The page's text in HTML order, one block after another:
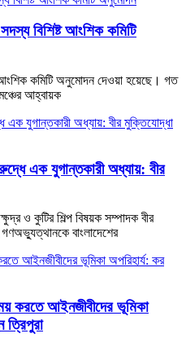
বিশিষ্ট আংশিক কমিটি
কমিটি অনুমোদন দেওয়া হয়েছে। গত
আহ্বায়ক
এক যুগান্তকারী অধ্যায়: বীর
ও কুটির শিল্প বিষয়ক সম্পাদক বীর
বাংলাদেশের
করতে আইনজীবীদের ভূমিকা
ত্রিপুরা